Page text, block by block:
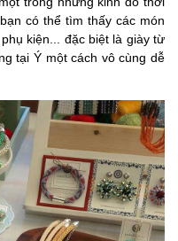
có thể tìm thấy các món
kiện... đặc biệt là giày từ
tại Ý một cách vô cùng dễ